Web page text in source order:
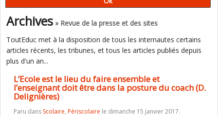
Archives » Revue de la presse et des sites
ToutEduc met à la disposition de tous les internautes certains
articles récents, les tribunes, et tous les articles publiés depuis
plus d'un an...
L’Ecole est le lieu du faire ensemble et
l’enseignant doit être dans la posture du coach (D.
Delignières)
Paru dans Scolaire, Périscolaire le dimanche 15 janvier 2017.